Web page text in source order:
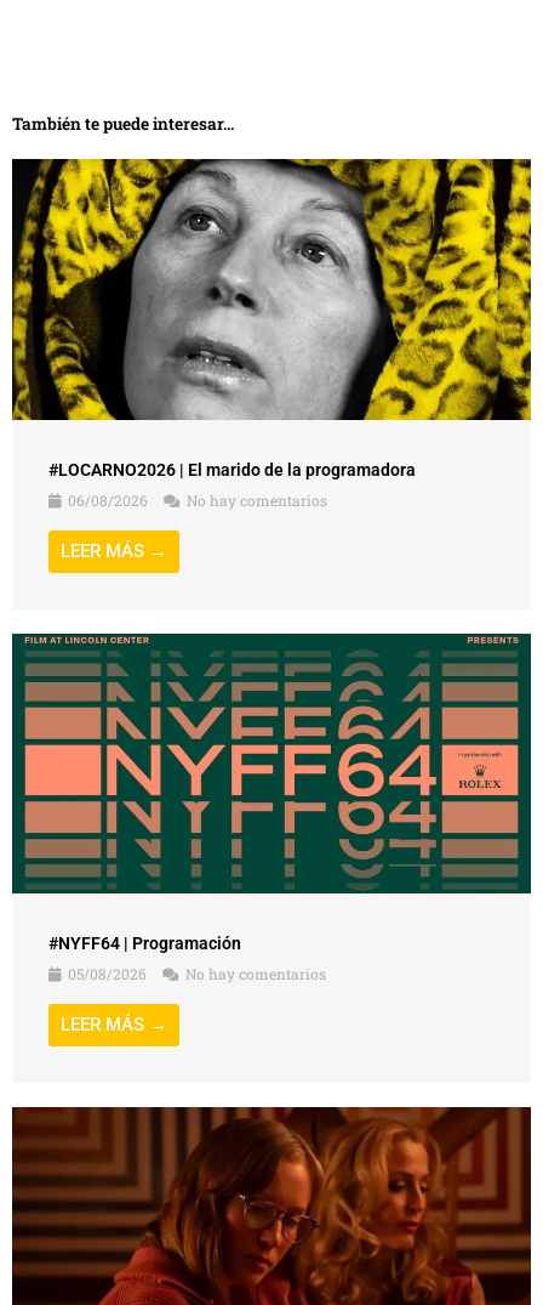
También te puede interesar...
#LOCARNO2026 | El marido de la programadora
06/08/2026
No hay comentarios
LEER MÁS →
#NYFF64 | Programación
05/08/2026
No hay comentarios
LEER MÁS →